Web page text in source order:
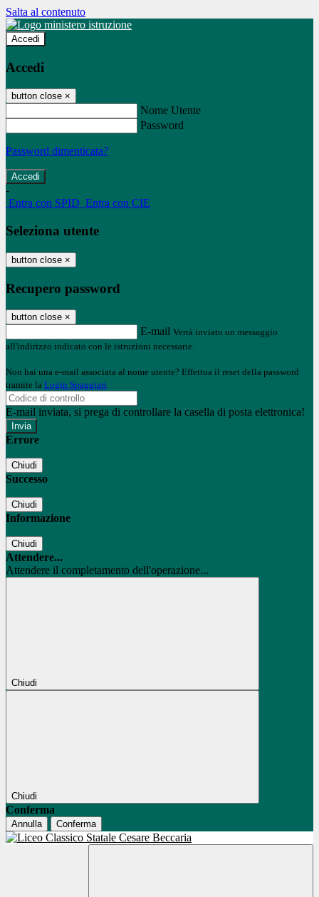
Salta al contenuto
Accedi
Accedi
button close ×
Nome Utente
Password
Password dimenticata?
-
Entra con SPID Entra con CIE
Seleziona utente
button close ×
Recupero password
button close ×
E-mail Verrà inviato un messaggio
all'indirizzo indicato con le istruzioni necessarie.
Non hai una e-mail associata al nome utente? Effettua il reset della password
tramite la Login Spaggiari
E-mail inviata, si prega di controllare la casella di posta elettronica!
Errore
Chiudi
Successo
Chiudi
Informazione
Chiudi
Attendere...
Attendere il completamento dell'operazione...
Chiudi
Chiudi
Conferma
Annulla Conferma